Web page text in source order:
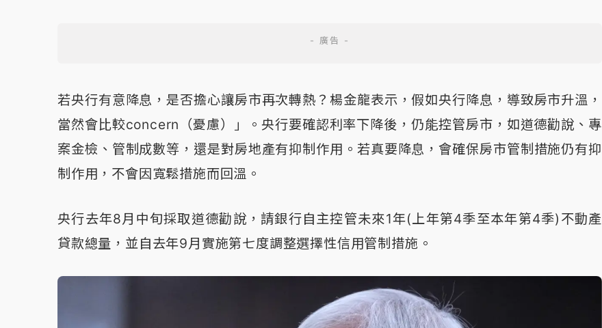
若央行有意降息，是否擔心讓房市再次轉熱？楊金龍表示，假如央行降息，導致房市升溫，
當然會比較concern（憂慮）」。央行要確認利率下降後，仍能控管房市，如道德勸說、專
案金檢、管制成數等，還是對房地產有抑制作用。若真要降息，會確保房市管制措施仍有抑
制作用，不會因寬鬆措施而回溫。
央行去年8月中旬採取道德勸說，請銀行自主控管未來1年(上年第4季至本年第4季)不動產
貸款總量，並自去年9月實施第七度調整選擇性信用管制措施。